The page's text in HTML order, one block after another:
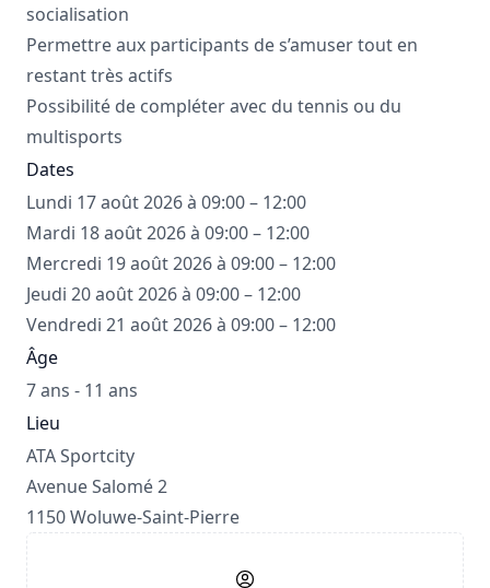
socialisation
Permettre aux participants de s’amuser tout en
restant très actifs
Possibilité de compléter avec du tennis ou du
multisports
Dates
Lundi 17 août 2026 à 09:00 – 12:00
Mardi 18 août 2026 à 09:00 – 12:00
Mercredi 19 août 2026 à 09:00 – 12:00
Jeudi 20 août 2026 à 09:00 – 12:00
Vendredi 21 août 2026 à 09:00 – 12:00
Âge
7 ans - 11 ans
Lieu
ATA Sportcity
Avenue Salomé 2
1150 Woluwe-Saint-Pierre